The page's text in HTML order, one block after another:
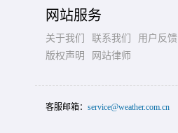
网站服务
关于我们 联系我们
用户反馈
版权声明
网站律师
客服邮箱： service@weather.com.cn